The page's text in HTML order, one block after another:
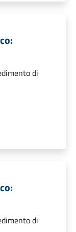
di
di